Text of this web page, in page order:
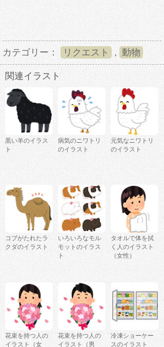
カテゴリー： リクエスト , 動物
関連イラスト
黒い羊のイラス
ト
病気のニワトリ
のイラスト
元気なニワトリ
のイラスト
コブがたれたラ
クダのイラスト
いろいろなモル
モットのイラス
ト
タオルで体を拭
く人のイラスト
（女性）
花束を持つ人の
イラスト（女
花束を持つ人の
イラスト（男
冷凍ショーケー
スのイラスト